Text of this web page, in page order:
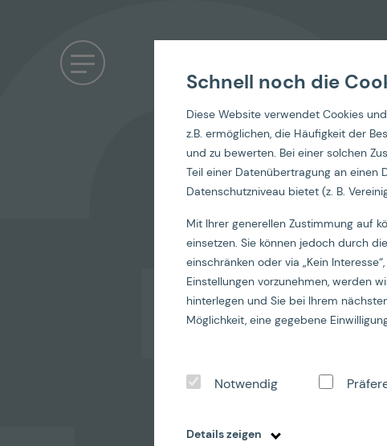
Schnell noch die
Diese Website verwendet Cookies
z.B. ermöglichen, die Häufigkeit der
und zu bewerten. Bei einer solchen
Teil einer Datenübertragung an einen
Datenschutzniveau bietet (z. B.
Mit Ihrer generellen Zustimmung auf
einsetzen. Sie können jedoch durch
einschränken oder via „Kein
Einstellungen vorzunehmen, werden
hinterlegen und Sie bei Ihrem
Möglichkeit, eine gegebene
Notwendig
Details zeigen